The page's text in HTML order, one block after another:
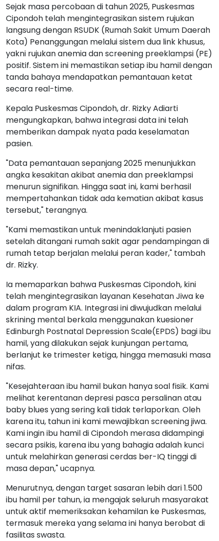
Sejak masa percobaan di tahun 2025, Puskesmas
Cipondoh telah mengintegrasikan sistem rujukan
langsung dengan RSUDK (Rumah Sakit Umum Daerah
Kota) Penanggungan melalui sistem dua link khusus,
yakni rujukan anemia dan screening preeklampsi (PE)
positif. Sistem ini memastikan setiap ibu hamil dengan
tanda bahaya mendapatkan pemantauan ketat
secara real-time.
Kepala Puskesmas Cipondoh, dr. Rizky Adiarti
mengungkapkan, bahwa integrasi data ini telah
memberikan dampak nyata pada keselamatan
pasien.
"Data pemantauan sepanjang 2025 menunjukkan
angka kesakitan akibat anemia dan preeklampsi
menurun signifikan. Hingga saat ini, kami berhasil
mempertahankan tidak ada kematian akibat kasus
tersebut," terangnya.
"Kami memastikan untuk menindaklanjuti pasien
setelah ditangani rumah sakit agar pendampingan di
rumah tetap berjalan melalui peran kader," tambah
dr. Rizky.
Ia memaparkan bahwa Puskesmas Cipondoh, kini
telah mengintegrasikan layanan Kesehatan Jiwa ke
dalam program KIA. Integrasi ini diwujudkan melalui
skrining mental berkala menggunakan kuesioner
Edinburgh Postnatal Depression Scale(EPDS) bagi ibu
hamil, yang dilakukan sejak kunjungan pertama,
berlanjut ke trimester ketiga, hingga memasuki masa
nifas.
"Kesejahteraan ibu hamil bukan hanya soal fisik. Kami
melihat kerentanan depresi pasca persalinan atau
baby blues yang sering kali tidak terlaporkan. Oleh
karena itu, tahun ini kami mewajibkan screening jiwa.
Kami ingin ibu hamil di Cipondoh merasa didampingi
secara psikis, karena ibu yang bahagia adalah kunci
untuk melahirkan generasi cerdas ber-IQ tinggi di
masa depan," ucapnya.
Menurutnya, dengan target sasaran lebih dari 1.500
ibu hamil per tahun, ia mengajak seluruh masyarakat
untuk aktif memeriksakan kehamilan ke Puskesmas,
termasuk mereka yang selama ini hanya berobat di
fasilitas swasta.